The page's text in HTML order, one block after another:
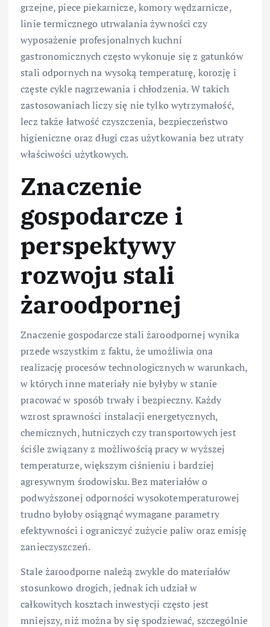
grzejne, piece piekarnicze, komory wędzarnicze,
linie termicznego utrwalania żywności czy
wyposażenie profesjonalnych kuchni
gastronomicznych często wykonuje się z gatunków
stali odpornych na wysoką temperaturę, korozję i
częste cykle nagrzewania i chłodzenia. W takich
zastosowaniach liczy się nie tylko wytrzymałość,
lecz także łatwość czyszczenia, bezpieczeństwo
higieniczne oraz długi czas użytkowania bez utraty
właściwości użytkowych.
Znaczenie
gospodarcze i
perspektywy
rozwoju stali
żaroodpornej
Znaczenie gospodarcze stali żaroodpornej wynika
przede wszystkim z faktu, że umożliwia ona
realizację procesów technologicznych w warunkach,
w których inne materiały nie byłyby w stanie
pracować w sposób trwały i bezpieczny. Każdy
wzrost sprawności instalacji energetycznych,
chemicznych, hutniczych czy transportowych jest
ściśle związany z możliwością pracy w wyższej
temperaturze, większym ciśnieniu i bardziej
agresywnym środowisku. Bez materiałów o
podwyższonej odporności wysokotemperaturowej
trudno byłoby osiągnąć wymagane parametry
efektywności i ograniczyć zużycie paliw oraz emisję
zanieczyszczeń.
Stale żaroodporne należą zwykle do materiałów
stosunkowo drogich, jednak ich udział w
całkowitych kosztach inwestycji często jest
mniejszy, niż można by się spodziewać, szczególnie